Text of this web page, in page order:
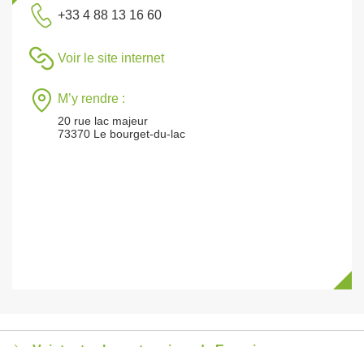
+33 4 88 13 16 60
Voir le site internet
M’y rendre :
20 rue lac majeur
73370 Le bourget-du-lac